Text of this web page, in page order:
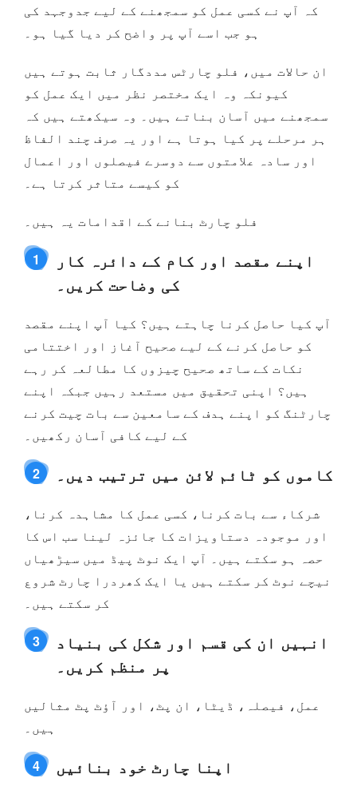
کہ آپ نے کسی عمل کو سمجھنے کے لیے جدوجہد کی
ہو جب اسے آپ پر واضح کر دیا گیا ہو۔
ان حالات میں، فلو چارٹس مددگار ثابت ہوتے ہیں
کیونکہ وہ ایک مختصر نظر میں ایک عمل کو
سمجھنے میں آسان بناتے ہیں۔ وہ سیکھتے ہیں کہ
ہر مرحلے پر کیا ہوتا ہے اور یہ صرف چند الفاظ
اور سادہ علامتوں سے دوسرے فیصلوں اور اعمال
کو کیسے متاثر کرتا ہے۔
فلو چارٹ بنانے کے اقدامات یہ ہیں۔
1
اپنے مقصد اور کام کے دائرہ کار
کی وضاحت کریں۔
آپ کیا حاصل کرنا چاہتے ہیں؟ کیا آپ اپنے مقصد
کو حاصل کرنے کے لیے صحیح آغاز اور اختتامی
نکات کے ساتھ صحیح چیزوں کا مطالعہ کر رہے
ہیں؟ اپنی تحقیق میں مستعد رہیں جبکہ اپنے
چارٹنگ کو اپنے ہدف کے سامعین سے بات چیت کرنے
کے لیے کافی آسان رکھیں۔
2 کاموں کو ٹائم لائن میں ترتیب دیں۔
شرکاء سے بات کرنا، کسی عمل کا مشاہدہ کرنا،
اور موجودہ دستاویزات کا جائزہ لینا سب اس کا
حصہ ہو سکتے ہیں۔ آپ ایک نوٹ پیڈ میں سیڑھیاں
نیچے نوٹ کر سکتے ہیں یا ایک کھردرا چارٹ شروع
کر سکتے ہیں۔
3
انہیں ان کی قسم اور شکل کی بنیاد
پر منظم کریں۔
عمل، فیصلہ، ڈیٹا، ان پٹ، اور آؤٹ پٹ مثالیں
ہیں۔
4 اپنا چارٹ خود بنائیں